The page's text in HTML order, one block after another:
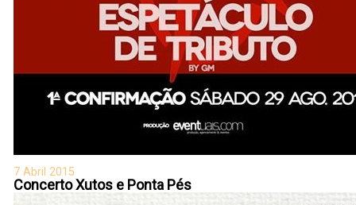
7 Abril 2015
Concerto Xutos e Ponta Pés